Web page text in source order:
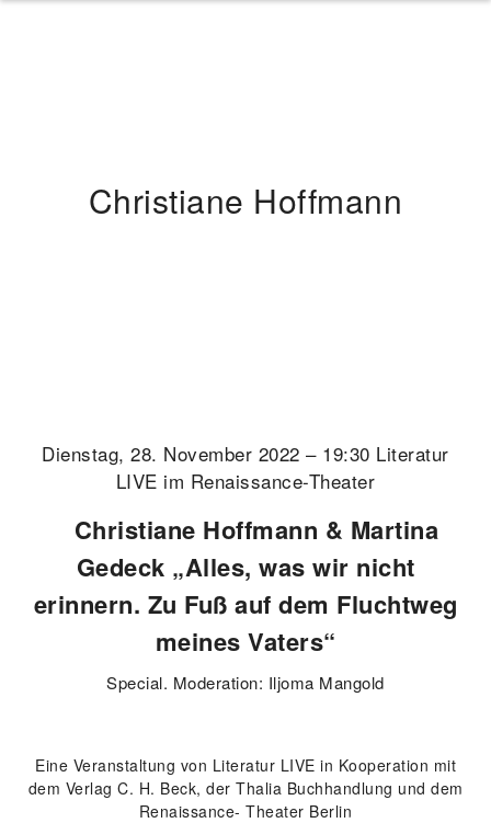
Christiane Hoffmann
Dienstag, 28. November 2022 – 19:30 Literatur
LIVE im Renaissance-Theater
Christiane Hoffmann & Martina
Gedeck „Alles, was wir nicht
erinnern. Zu Fuß auf dem Fluchtweg
meines Vaters“
Special. Moderation: Iljoma Mangold
Eine Veranstaltung von Literatur LIVE in Kooperation mit
dem Verlag C. H. Beck, der Thalia Buchhandlung und dem
Renaissance- Theater Berlin